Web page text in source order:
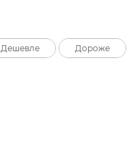
Дешевле
Дешевле
Дешевле Дороже
Дороже
Дороже